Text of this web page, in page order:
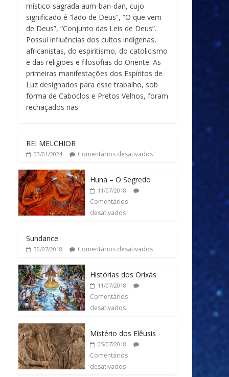
místico-sagrada aum-ban-dan, cujo
significado é “lado de Deus”, “O que vem
de Deus”, “Conjunto das Leis de Deus”.
Possui influências dos cultos indígenas,
africanistas, do espiritismo, do catolicismo
e das religiões e filosofias do Oriente. As
primeiras manifestações dos Espíritos de
Luz designados para esse trabalho, sob
forma de Caboclos e Pretos Velhos, foram
rechaçados nas
REI MELCHIOR
03/01/2024 Comentários desativados
Huna – O Segredo
11/07/2018
Comentários
desativados
Sundance
30/07/2018 Comentários desativados
Histórias dos Orixás
11/07/2018
Comentários
desativados
Mistério dos Elêusis
05/07/2018
Comentários
desativados